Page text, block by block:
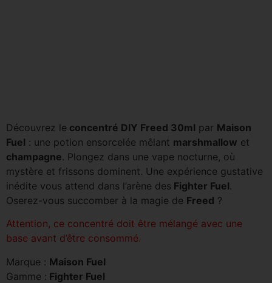
Découvrez le concentré DIY Freed 30ml par Maison
Fuel : une potion ensorcelée mêlant marshmallow et
champagne. Plongez dans une vape nocturne, où
mystère et frissons dominent. Une expérience gustative
inédite vous attend dans l’arène des Fighter Fuel.
Oserez-vous succomber à la magie de Freed ?
Attention, ce concentré doit être mélangé avec une
base avant d’être consommé.
Marque : Maison Fuel
Gamme : Fighter Fuel